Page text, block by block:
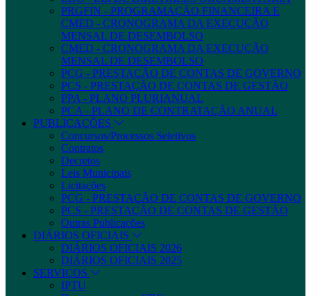
PRGFIN - PROGRAMAÇÃO FINANCEIRA E
CMED - CRONOGRAMA DA EXECUÇÃO
MENSAL DE DESEMBOLSO
CMED - CRONOGRAMA DA EXECUÇÃO
MENSAL DE DESEMBOLSO
PCG - PRESTAÇÃO DE CONTAS DE GOVERNO
PCS - PRESTAÇÃO DE CONTAS DE GESTÃO
PPA - PLANO PLURIANUAL
PCA - PLANO DE CONTRATAÇÃO ANUAL
PUBLICAÇÕES
Concursos/Processos Seletivos
Contratos
Decretos
Leis Municipais
Licitações
PCG - PRESTAÇÃO DE CONTAS DE GOVERNO
PCS - PRESTAÇÃO DE CONTAS DE GESTÃO
Outras Publicações
DIÁRIOS OFICIAIS
DIÁRIOS OFICIAIS 2026
DIÁRIOS OFICIAIS 2025
SERVIÇOS
IPTU